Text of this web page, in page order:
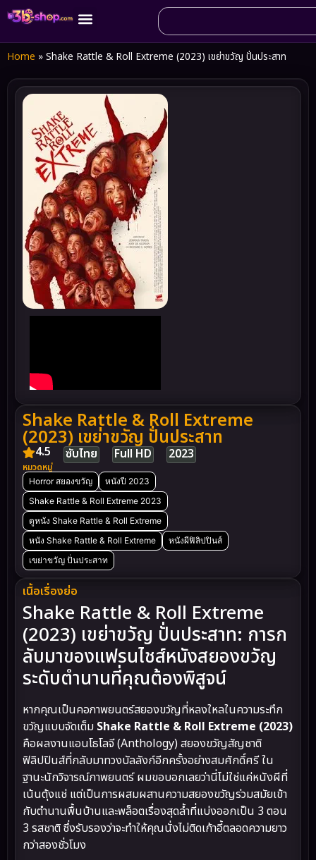
Home » Shake Rattle & Roll Extreme (2023) เขย่าขวัญ ปั่นประสาท
Shake Rattle & Roll Extreme
(2023) เขย่าขวัญ ปั่นประสาท
4.5 ซับไทย Full HD 2023
หมวดหมู่
Horror สยองขวัญ
หนังปี 2023
Shake Rattle & Roll Extreme 2023
ดูหนัง Shake Rattle & Roll Extreme
หนัง Shake Rattle & Roll Extreme
หนังผีฟิลิปปินส์
เขย่าขวัญ ปั่นประสาท
เนื้อเรื่องย่อ
Shake Rattle & Roll Extreme
(2023) เขย่าขวัญ ปั่นประสาท: การก
ลับมาของแฟรนไชส์หนังสยองขวัญ
ระดับตำนานที่คุณต้องพิสูจน์
หากคุณเป็นคอภาพยนตร์สยองขวัญที่หลงใหลในความระทึก
ขวัญแบบจัดเต็ม Shake Rattle & Roll Extreme (2023)
คือผลงานแอนโธโลจี (Anthology) สยองขวัญสัญชาติ
ฟิลิปปินส์ที่กลับมาทวงบัลลังก์อีกครั้งอย่างสมศักดิ์ศรี ใน
ฐานะนักวิจารณ์ภาพยนตร์ ผมขอบอกเลยว่านี่ไม่ใช่แค่หนังผีที่
เน้นตุ้งแช่ แต่เป็นการผสมผสานความสยองขวัญร่วมสมัยเข้า
กับตำนานพื้นบ้านและพล็อตเรื่องสุดล้ำที่แบ่งออกเป็น 3 ตอน
3 รสชาติ ซึ่งรับรองว่าจะทำให้คุณนั่งไม่ติดเก้าอี้ตลอดความยาว
กว่าสองชั่วโมง